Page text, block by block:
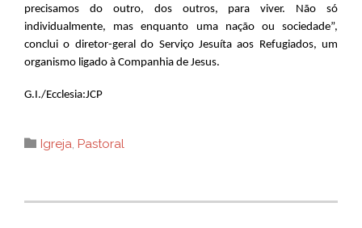
precisamos do outro, dos outros, para viver. Não só
individualmente, mas enquanto uma nação ou sociedade”,
conclui o diretor-geral do Serviço Jesuíta aos Refugiados, um
organismo ligado à Companhia de Jesus.
G.I./Ecclesia:JCP
 Category
Igreja, Pastoral